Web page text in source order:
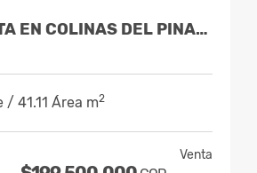
APARTAMENTO EN VENTA EN COLINAS DEL PINAR SUBA - PISO 4
41.11 Área m2
Venta